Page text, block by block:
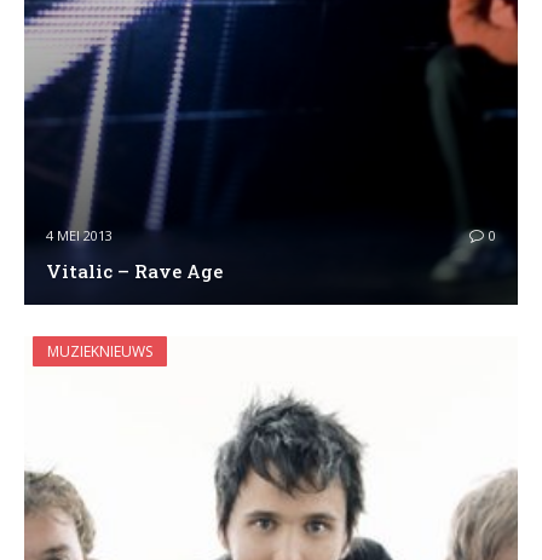
4 MEI 2013 0
Vitalic – Rave Age
MUZIEKNIEUWS